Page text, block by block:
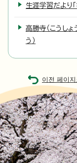
生涯学習だより
高勝寺（こうし
う）
이전 페이지